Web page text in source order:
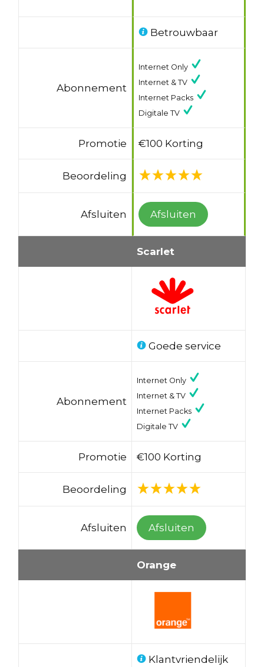
Betrouwbaar
Abonnement
Internet Only
Internet & TV
Internet Packs
Digitale TV
Promotie €100 Korting
Beoordeling
Afsluiten Afsluiten
Scarlet
Goede service
Abonnement
Internet Only
Internet & TV
Internet Packs
Digitale TV
Promotie €100 Korting
Beoordeling
Afsluiten Afsluiten
Orange
Klantvriendelijk